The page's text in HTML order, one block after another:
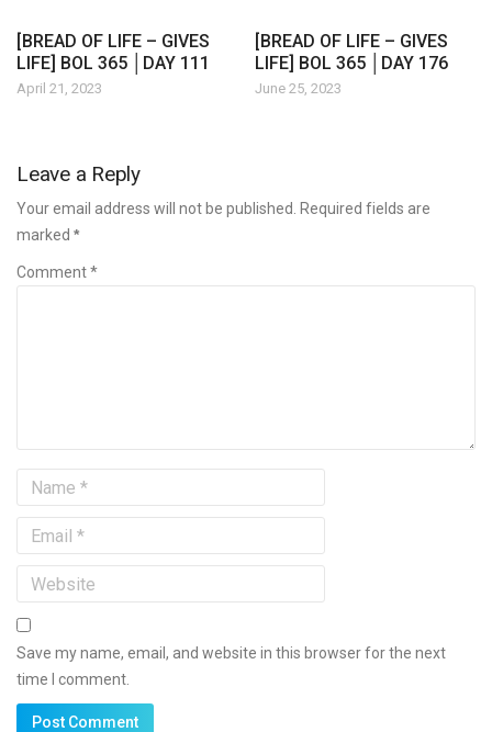
[BREAD OF LIFE – GIVES
LIFE] BOL 365 │DAY 111
April 21, 2023
[BREAD OF LIFE – GIVES
LIFE] BOL 365 │DAY 176
June 25, 2023
Leave a Reply
Your email address will not be published. Required fields are
marked *
Comment *
Save my name, email, and website in this browser for the next
time I comment.